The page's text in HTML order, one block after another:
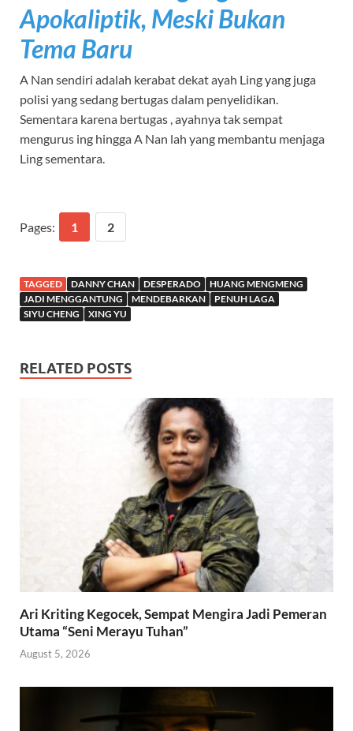
Apokaliptik, Meski Bukan
Tema Baru
A Nan sendiri adalah kerabat dekat ayah Ling yang juga
polisi yang sedang bertugas dalam penyelidikan.
Sementara karena bertugas , ayahnya tak sempat
mengurus ing hingga A Nan lah yang membantu menjaga
Ling sementara.
Pages: 1 2
TAGGED DANNY CHAN DESPERADO
HUANG MENGMENG
JADI MENGGANTUNG
MENDEBARKAN
PENUH LAGA
SIYU CHENG
XING YU
RELATED POSTS
Ari Kriting Kegocek, Sempat Mengira Jadi Pemeran
Utama “Seni Merayu Tuhan”
August 5, 2026